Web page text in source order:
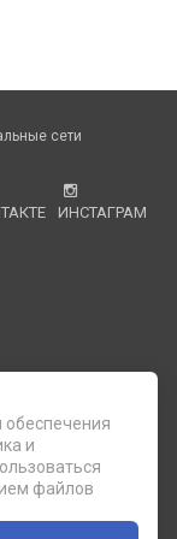
сети
ИНСТАГРАМ
16
48
обеспечения
и
файлов